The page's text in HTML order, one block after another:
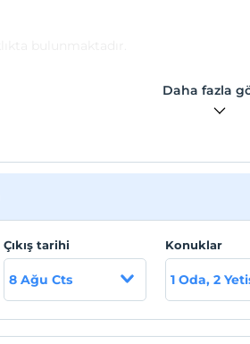
Daha fazla
Çıkış tarihi
8 Ağu Cts
Konuklar
1 Oda, 2